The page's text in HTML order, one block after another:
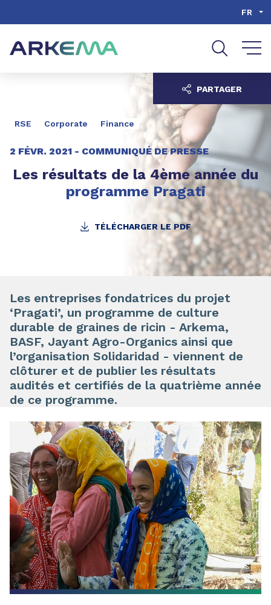
Aller à la recherche
FR
RSE Corporate Finance
2 FÉVR. 2021 - COMMUNIQUÉ DE PRESSE
Les résultats de la 4ème année du
programme Pragati
TÉLÉCHARGER LE PDF
PARTAGER
Les entreprises fondatrices du projet
‘Pragati’, un programme de culture
durable de graines de ricin - Arkema,
BASF, Jayant Agro-Organics ainsi que
l’organisation Solidaridad - viennent de
clôturer et de publier les résultats
audités et certifiés de la quatrième année
de ce programme.